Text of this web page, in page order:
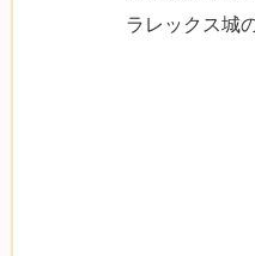
ラレックス城